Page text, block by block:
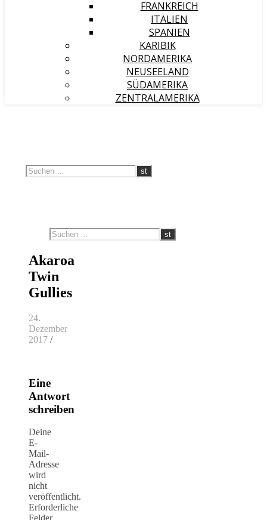
FRANKREICH
ITALIEN
SPANIEN
KARIBIK
NORDAMERIKA
NEUSEELAND
SÜDAMERIKA
ZENTRALAMERIKA
Akaroa
Twin
Gullies
24.
Dezember
2017 /
Eine
Antwort
schreiben
Deine
E-
Mail-
Adresse
wird
nicht
veröffentlicht.
Erforderliche